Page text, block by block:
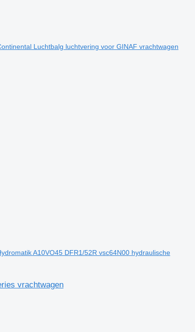
Luchtbalg luchtvering voor GINAF vrachtwagen
A10VO45 DFR1/52R vsc64N00 hydraulische
vrachtwagen